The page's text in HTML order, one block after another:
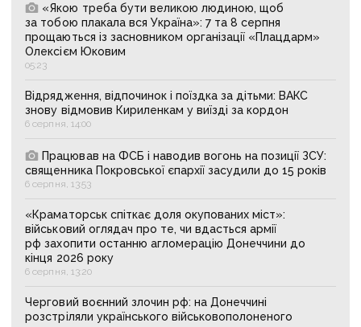
«Якою треба бути великою людиною, щоб
за тобою плакала вся Україна»: 7 та 8 серпня
прощаються із засновником організації «Плацдарм»
Олексієм Юковим
05:23
Відрядження, відпочинок і поїздка за дітьми: ВАКС
знову відмовив Кириленкам у виїзді за кордон
6 серпня, 14:00
Працював на ФСБ і наводив вогонь на позиції ЗСУ:
священника Покровської єпархії засудили до 15 років
6 серпня, 13:53
«Краматорськ спіткає доля окупованих міст»:
військовий оглядач про те, чи вдасться армії
рф захопити останню агломерацію Донеччини до
кінця 2026 року
6 серпня, 13:20
Черговий воєнний злочин рф: на Донеччині
розстріляли українського військовополоненого